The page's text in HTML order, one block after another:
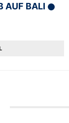
AUF BALI